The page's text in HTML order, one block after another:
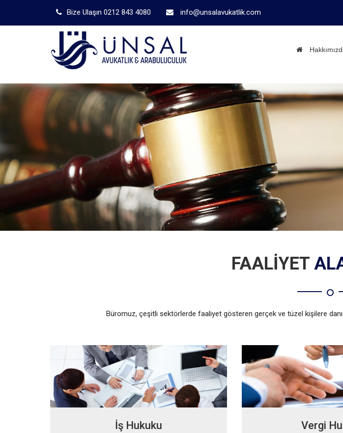
Bize Ulaşın 0212 843 4080 info@unsalavukatlik.com
FAALİYET
Büromuz, çeşitli sektörlerde faaliyet gösteren gerçek ve tüzel kişilere
İş Hukuku Vergi